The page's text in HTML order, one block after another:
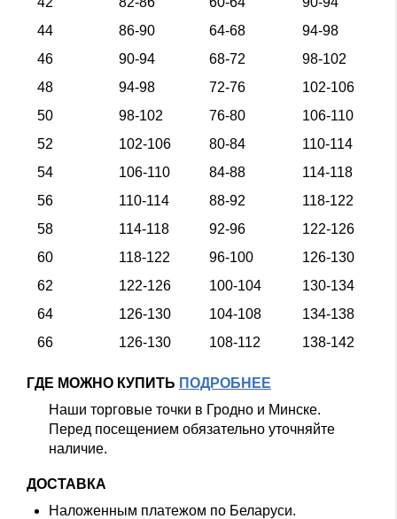
44
86-90 64-68
94-98
46
90-94 68-72
98-102
48
94-98 72-76
102-106
50
98-102 76-80
106-110
52
102-106 80-84
110-114
54
106-110 84-88
114-118
56
110-114 88-92
118-122
58
114-118 92-96
122-126
60
118-122 96-100
126-130
62
122-126 100-104
130-134
64
126-130 104-108
134-138
66
126-130 108-112 138-142
ГДЕ МОЖНО КУПИТЬ ПОДРОБНЕЕ
Наши торговые точки в Гродно и Минске.
Перед посещением обязательно уточняйте
наличие.
ДОСТАВКА
Наложенным платежом по Беларуси.